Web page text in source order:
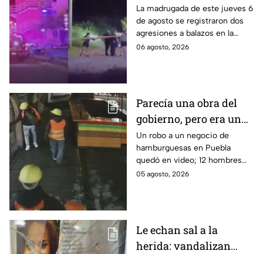
jornada de violencia:
Asesinan a balazos a
dos hombres en
Tlajomulco y El Salto
La madrugada de este jueves 6
de agosto se registraron dos
agresiones a balazos en la
Zona Metropolitana de
06 agosto, 2026
Parecía una obra del
gobierno, pero era un
robo planeado: Así
saquearon negocio de
hamburguesas en
Puebla
Un robo a un negocio de
hamburguesas en Puebla
quedó en video; 12 hombres
habrían fingido ser
05 agosto, 2026
Le echan sal a la
herida: vandalizan